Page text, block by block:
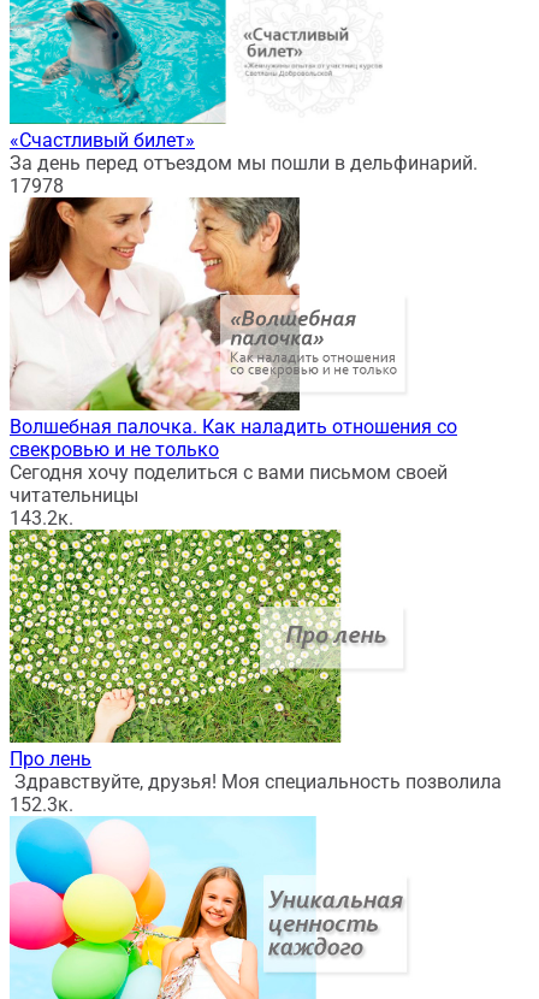
«Счастливый билет»
За день перед отъездом мы пошли в дельфинарий.
17978
Волшебная палочка. Как наладить отношения со
свекровью и не только
Сегодня хочу поделиться с вами письмом своей
читательницы
143.2к.
Про лень
Здравствуйте, друзья! Моя специальность позволила
152.3к.